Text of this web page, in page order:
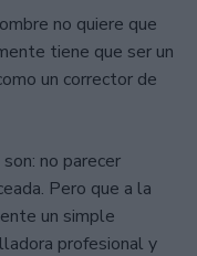
no quiere que
tiene que ser un
un corrector de
no parecer
Pero que a la
un simple
profesional y